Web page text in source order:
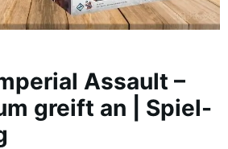
Assault –
greift an | Spiel-